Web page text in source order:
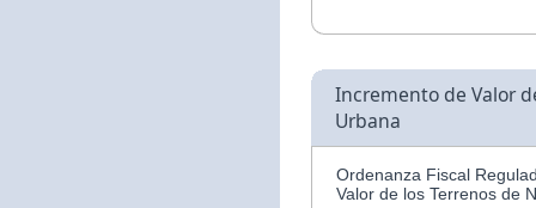
Incremento de Valor
Urbana
Ordenanza Fiscal
Valor de los Terrenos de